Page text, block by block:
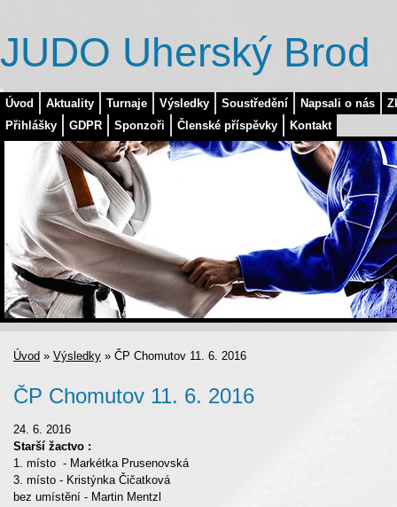
Úvod Aktuality Turnaje Výsledky Soustředění Napsali o nás
Přihlášky
GDPR Sponzoři Členské příspěvky Kontakt
JUDO Uherský Brod
Úvod » Výsledky » ČP Chomutov 11. 6. 2016
ČP Chomutov 11. 6. 2016
24. 6. 2016
Starší žactvo :
1. místo - Markétka Prusenovská
3. místo - Kristýnka Čičatková
bez umístění - Martin Mentzl